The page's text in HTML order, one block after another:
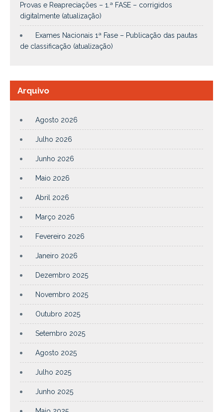
Provas e Reapreciações – 1.ª FASE – corrigidos
digitalmente (atualização)
Exames Nacionais 1ª Fase – Publicação das pautas
de classificação (atualização)
Arquivo
Agosto 2026
Julho 2026
Junho 2026
Maio 2026
Abril 2026
Março 2026
Fevereiro 2026
Janeiro 2026
Dezembro 2025
Novembro 2025
Outubro 2025
Setembro 2025
Agosto 2025
Julho 2025
Junho 2025